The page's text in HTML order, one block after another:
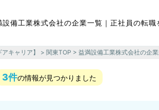
設備工業株式会社の企業一覧｜正社員の転職
キャリア】 > 関東TOP > 益満設備工業株式会社の企
3件の情報が見つかりました